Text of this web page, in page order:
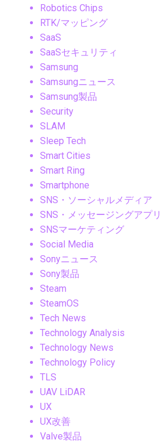
Robotics Chips
RTK/マッピング
SaaS
SaaSセキュリティ
Samsung
Samsungニュース
Samsung製品
Security
SLAM
Sleep Tech
Smart Cities
Smart Ring
Smartphone
SNS・ソーシャルメディア
SNS・メッセージングアプリ
SNSマーケティング
Social Media
Sonyニュース
Sony製品
Steam
SteamOS
Tech News
Technology Analysis
Technology News
Technology Policy
TLS
UAV LiDAR
UX
UX改善
Valve製品